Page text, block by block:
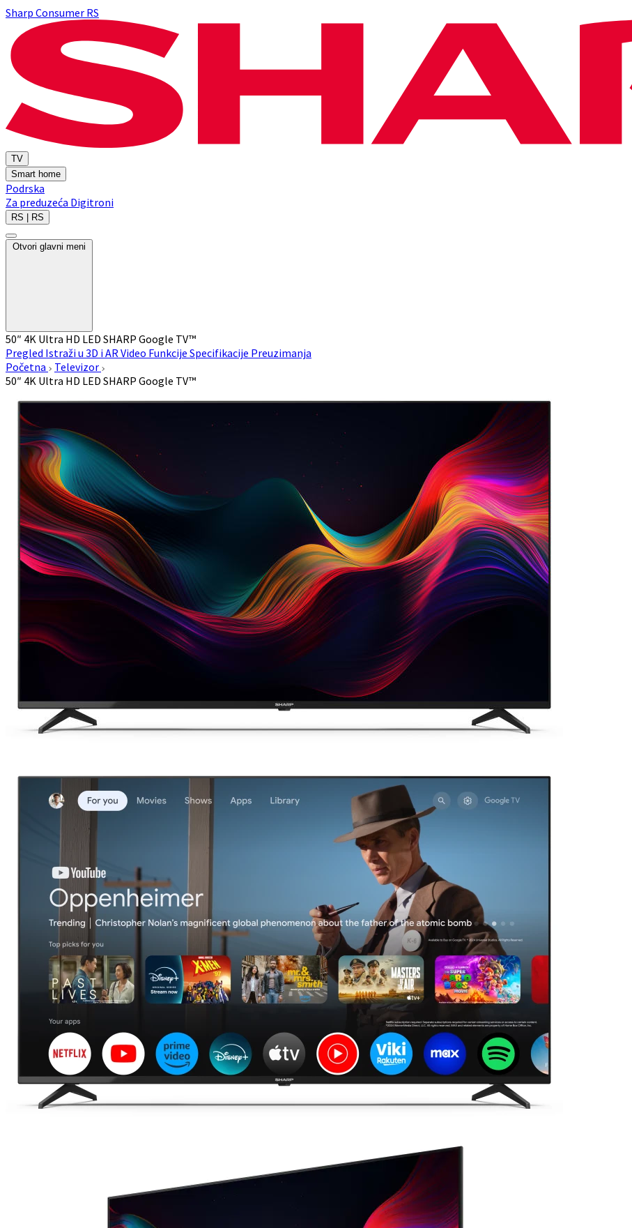
Sharp Consumer RS
TV
Smart home
Podrska
Za preduzeća Digitroni
RS | RS
Otvori glavni meni
50″ 4K Ultra HD LED SHARP Google TV™
Pregled Istraži u 3D i ARVideo Funkcije Specifikacije Preuzimanja
Početna
Televizor
50″ 4K Ultra HD LED SHARP Google TV™